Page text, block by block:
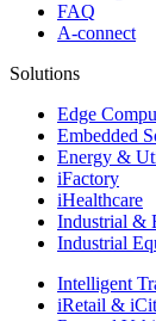
FAQ
A-connect
Solutions
Edge
Embedded
Energy &
iFactory
iHealthcare
Industrial &
Industrial
Intelligent
iRetail &